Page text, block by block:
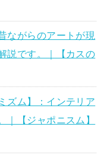
ながらのアートが現
説です。｜【カスの
ズム】：インテリア
｜【ジャポニスム】